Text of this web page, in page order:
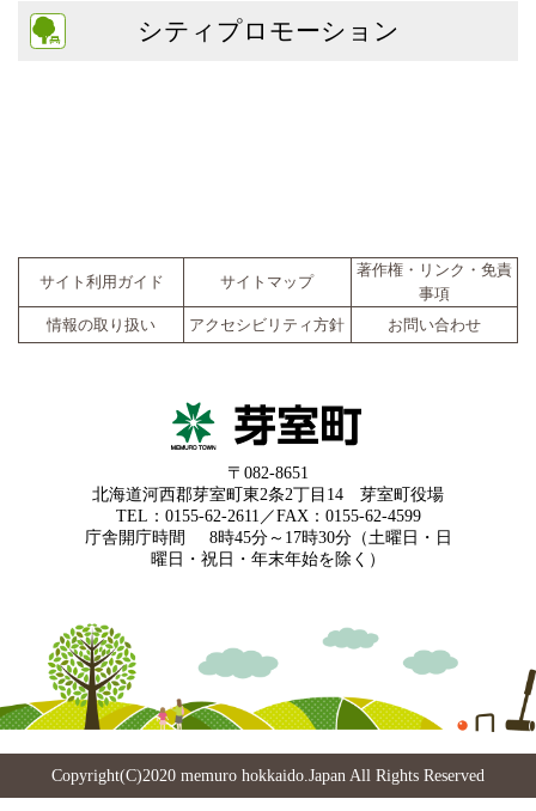
シティプロモーション
サイト利用ガイド サイトマップ
著作権・リンク・免責
事項
情報の取り扱い
アクセシビリティ方針 お問い合わせ
〒082-8651
北海道河西郡芽室町東2条2丁目14 芽室町役場
TEL：0155-62-2611／FAX：0155-62-4599
庁舎開庁時間
8時45分～17時30分（土曜日・日
曜日・祝日・年末年始を除く）
Copyright(C)2020 memuro hokkaido.Japan All Rights Reserved